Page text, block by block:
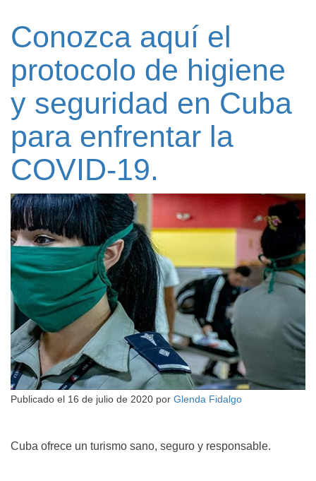
Conozca aquí el
protocolo de higiene
y seguridad en Cuba
para enfrentar la
COVID-19.
Publicado el 16 de julio de 2020 por Glenda Fidalgo
Cuba ofrece un turismo sano, seguro y responsable.